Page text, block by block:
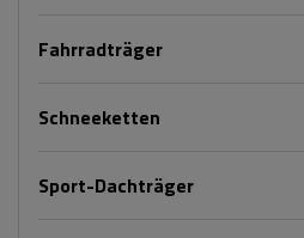
Fahrradträger
Schneeketten
Sport-Dachträger